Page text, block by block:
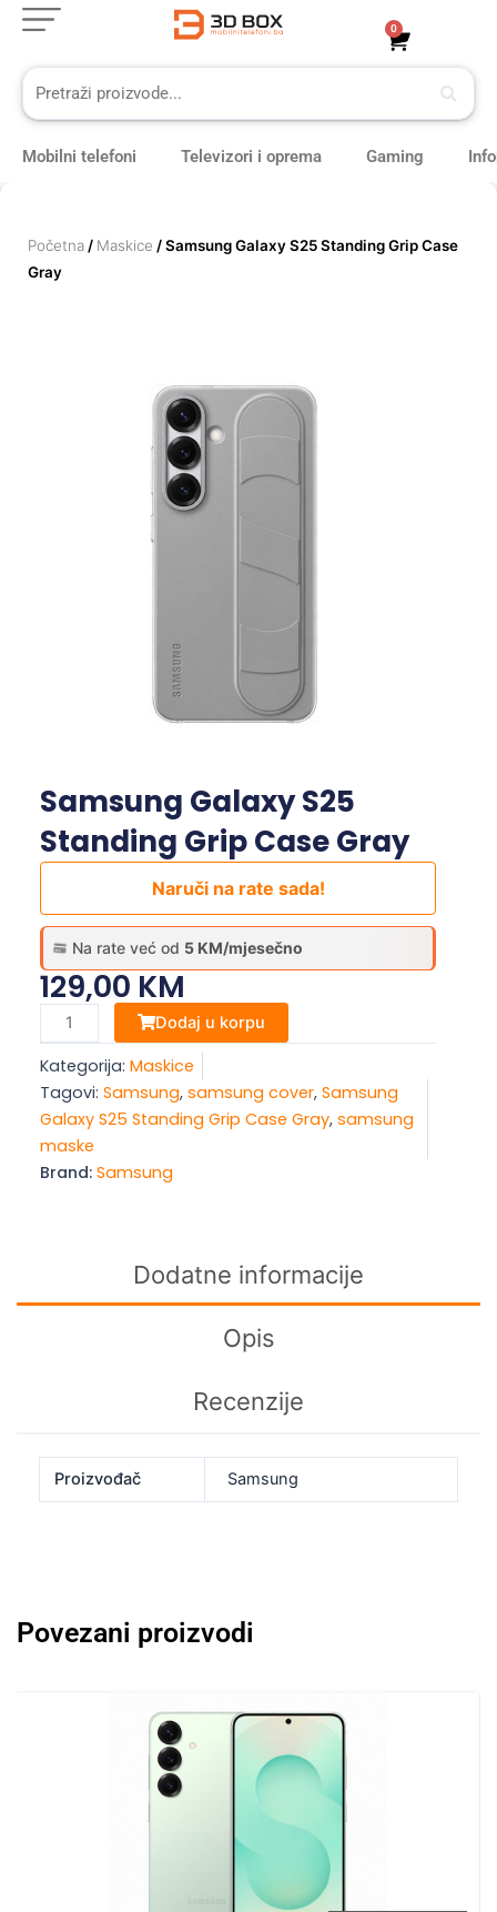
Skip
content
0
Cart
Mobilni telefoni Televizori i oprema Gaming
Početna / Maskice / Samsung Galaxy S25 Standing Grip Case
Gray
Samsung Galaxy S25
Standing Grip Case Gray
Na rate već od 5 KM/mjesečno
Naruči na rate sada!
129,00 KM
Samsung
Galaxy
S25
Standing
Grip
Case
Gray
Dodaj u korpu
Kategorija: Maskice
Tagovi: Samsung, samsung cover, Samsung
Galaxy S25 Standing Grip Case Gray, samsung
maske
Brand: Samsung
Dodatne informacije
Opis
Recenzije
Proizvođač Samsung
Povezani proizvodi